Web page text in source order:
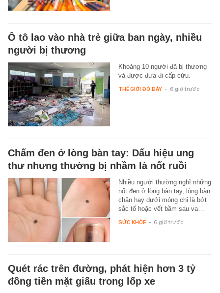
Ô tô lao vào nhà trẻ giữa ban ngày, nhiều
người bị thương
Khoảng 10 người đã bị thương
và được đưa đi cấp cứu.
THẾ GIỚI ĐÓ ĐÂY - 6 giờ trước
Chấm đen ở lòng bàn tay: Dấu hiệu ung
thư nhưng thường bị nhầm là nốt ruồi
Nhiều người thường nghĩ những
nốt đen ở lòng bàn tay, lòng bàn
chân hay dưới móng chỉ là bớt
sắc tố hoặc vết bầm sau va…
SỨC KHỎE - 6 giờ trước
Quét rác trên đường, phát hiện hơn 3 tỷ
đồng tiền mặt giấu trong lốp xe